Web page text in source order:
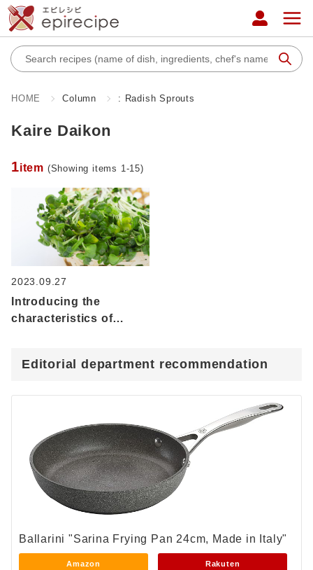
HOME Column : Radish Sprouts
Kaire Daikon
1item (Showing items 1-15)
2023.09.27
Introducing the
characteristics of
Editorial department recommendation
Ballarini "Sarina Frying Pan 24cm, Made in Italy"
Amazon Rakuten